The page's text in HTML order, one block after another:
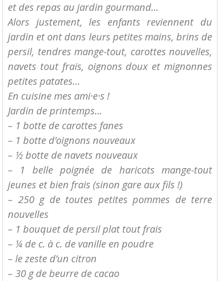
et des repas au jardin gourmand…
Alors justement, les enfants reviennent du
jardin et ont dans leurs petites mains, brins de
persil, tendres mange-tout, carottes nouvelles,
navets tout frais, oignons doux et mignonnes
petites patates…
En cuisine mes ami·e·s !
Jardin de printemps…
– 1 botte de carottes fanes
– 1 botte d’oignons nouveaux
– ½ botte de navets nouveaux
– 1 belle poignée de haricots mange-tout
jeunes et bien frais (sinon gare aux fils !)
– 250 g de toutes petites pommes de terre
nouvelles
– 1 bouquet de persil plat tout frais
– ¼ de c. à c. de vanille en poudre
– le zeste d’un citron
– 30 g de beurre de cacao